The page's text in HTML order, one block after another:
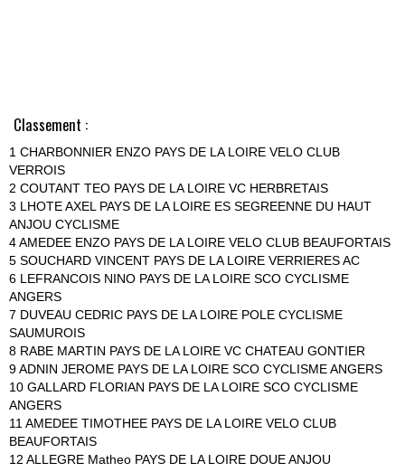
Classement :
1 CHARBONNIER ENZO PAYS DE LA LOIRE VELO CLUB
VERROIS
2 COUTANT TEO PAYS DE LA LOIRE VC HERBRETAIS
3 LHOTE AXEL PAYS DE LA LOIRE ES SEGREENNE DU HAUT
ANJOU CYCLISME
4 AMEDEE ENZO PAYS DE LA LOIRE VELO CLUB BEAUFORTAIS
5 SOUCHARD VINCENT PAYS DE LA LOIRE VERRIERES AC
6 LEFRANCOIS NINO PAYS DE LA LOIRE SCO CYCLISME
ANGERS
7 DUVEAU CEDRIC PAYS DE LA LOIRE POLE CYCLISME
SAUMUROIS
8 RABE MARTIN PAYS DE LA LOIRE VC CHATEAU GONTIER
9 ADNIN JEROME PAYS DE LA LOIRE SCO CYCLISME ANGERS
10 GALLARD FLORIAN PAYS DE LA LOIRE SCO CYCLISME
ANGERS
11 AMEDEE TIMOTHEE PAYS DE LA LOIRE VELO CLUB
BEAUFORTAIS
12 ALLEGRE Matheo PAYS DE LA LOIRE DOUE ANJOU